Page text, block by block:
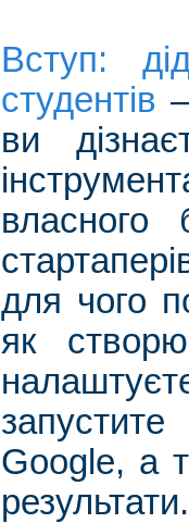
Вступ:
студентів
ви
власного
для чого
як
Google, а
результати.